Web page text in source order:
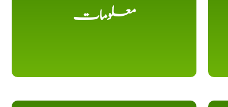
معلومات